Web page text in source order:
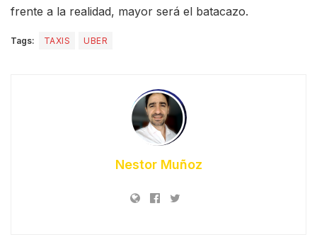
frente a la realidad, mayor será el batacazo.
Tags: TAXIS UBER
Nestor Muñoz